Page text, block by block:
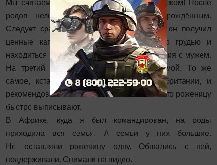
Мы считаем, рожать надо с близким человеком! После
родов нельзя разлучать маму с новорождённым.
Следует сразу приложить к груди, чтобы он получил
ценные капли молозива. Кормить только грудью и
находиться в палате совместного пребывания с мужем.
На третий день можно отправляться домой. То же
самое, кстати, практикуется и в Великобритании, и
рекомендовано ВОЗ. Если нет осложнения, то роженицу
быстро выписывают.
В Африке, куда я был командирован, на роды
приходила вся семья. А семьи у них большие.
Не оставляли роженицу одну. Общались с ней,
поддерживали. Снимали на видео.